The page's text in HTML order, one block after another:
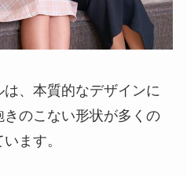
、本質的なデザインに
のこない形状が多くの
ます。